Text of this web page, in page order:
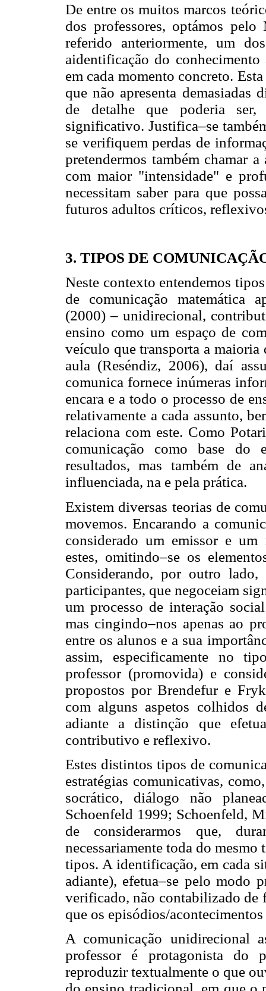
De entre os muitos marcos
dos professores, optámos
referido anteriormente, um
aidentificação do
em cada momento concreto.
que não apresenta demasiadas
de detalhe que poderia
significativo. Justifica–se
se verifiquem perdas de
pretendermos também chamar
com maior "intensidade" e
necessitam saber para que
futuros adultos críticos,
3. TIPOS DE
Neste contexto entendemos
de comunicação matemática
(2000) – unidirecional,
ensino como um espaço de
veículo que transporta a maioria
aula (Reséndiz, 2006), daí
comunica fornece inúmeras
encara e a todo o processo de
relativamente a cada assunto,
relaciona com este. Como
comunicação como base do
resultados, mas também de
influenciada, na e pela prática.
Existem diversas teorias de
movemos. Encarando a
considerado um emissor e um
estes, omitindo–se os
Considerando, por outro
participantes, que negoceiam
um processo de interação
mas cingindo–nos apenas ao
entre os alunos e a sua
assim, especificamente no
professor (promovida) e
propostos por Brendefur e
com alguns aspetos colhidos
adiante a distinção que
contributivo e reflexivo.
Estes distintos tipos de
estratégias comunicativas,
socrático, diálogo não
Schoenfeld 1999; Schoenfeld,
de considerarmos que,
necessariamente toda do
tipos. A identificação, em cada
adiante), efetua–se pelo modo
verificado, não contabilizado de
que os episódios/
A comunicação unidirecional
professor é protagonista do
reproduzir textualmente o que